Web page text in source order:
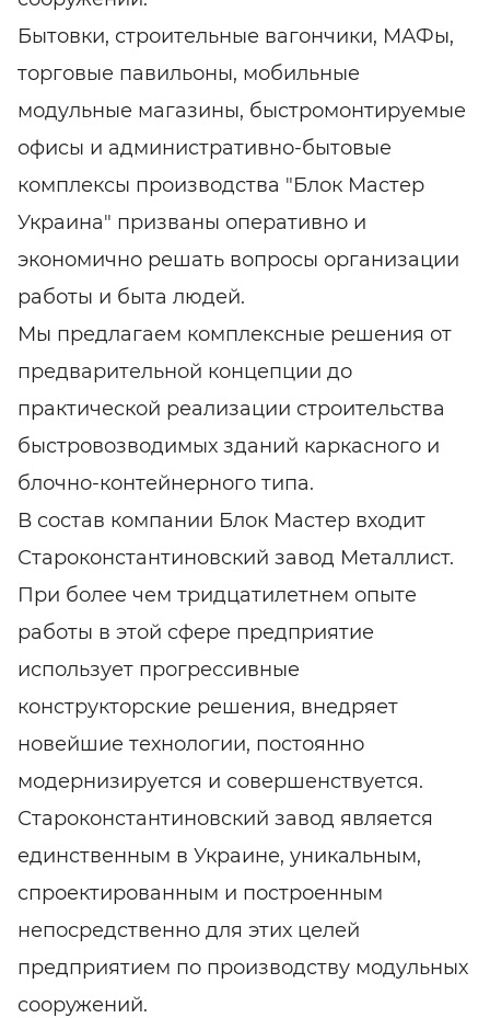
Бытовки, строительные вагончики, МАФы,
торговые павильоны, мобильные
модульные магазины, быстромонтируемые
офисы и административно-бытовые
комплексы производства "Блок Мастер
Украина" призваны оперативно и
экономично решать вопросы организации
работы и быта людей.
Мы предлагаем комплексные решения от
предварительной концепции до
практической реализации строительства
быстровозводимых зданий каркасного и
блочно-контейнерного типа.
В состав компании Блок Мастер входит
Староконстантиновский завод Металлист.
При более чем тридцатилетнем опыте
работы в этой сфере предприятие
использует прогрессивные
конструкторские решения, внедряет
новейшие технологии, постоянно
модернизируется и совершенствуется.
Староконстантиновский завод является
единственным в Украине, уникальным,
спроектированным и построенным
непосредственно для этих целей
предприятием по производству модульных
сооружений.